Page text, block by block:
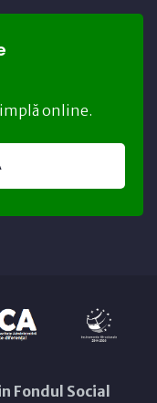
online.
Fondul Social